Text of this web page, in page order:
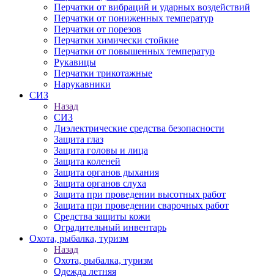
Перчатки от вибраций и ударных воздействий
Перчатки от пониженных температур
Перчатки от порезов
Перчатки химически стойкие
Перчатки от повышенных температур
Рукавицы
Перчатки трикотажные
Нарукавники
СИЗ
Назад
СИЗ
Диэлектрические средства безопасности
Защита глаз
Защита головы и лица
Защита коленей
Защита органов дыхания
Защита органов слуха
Защита при проведении высотных работ
Защита при проведении сварочных работ
Средства защиты кожи
Оградительный инвентарь
Охота, рыбалка, туризм
Назад
Охота, рыбалка, туризм
Одежда летняя